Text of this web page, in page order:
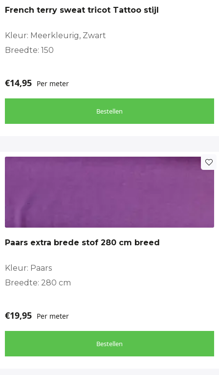
Totaal:
French terry sweat tricot Tattoo stijl
Kleur: Meerkleurig, Zwart
Breedte: 150
€14,95 Per meter
Bestellen
Paars extra brede stof 280 cm breed
Kleur: Paars
Breedte: 280 cm
€19,95 Per meter
Bestellen